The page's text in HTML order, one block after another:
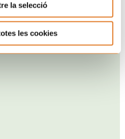
la selecció
les cookies